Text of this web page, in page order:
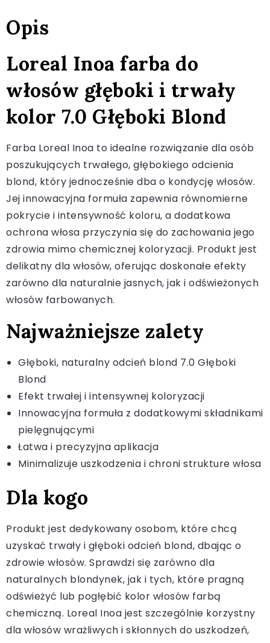
Opis
Loreal Inoa farba do
włosów głęboki i trwały
kolor 7.0 Głęboki Blond
Farba Loreal Inoa to idealne rozwiązanie dla osób
poszukujących trwałego, głębokiego odcienia
blond, który jednocześnie dba o kondycję włosów.
Jej innowacyjna formuła zapewnia równomierne
pokrycie i intensywność koloru, a dodatkowa
ochrona włosa przyczynia się do zachowania jego
zdrowia mimo chemicznej koloryzacji. Produkt jest
delikatny dla włosów, oferując doskonałe efekty
zarówno dla naturalnie jasnych, jak i odświeżonych
włosów farbowanych.
Najważniejsze zalety
Głęboki, naturalny odcień blond 7.0 Głęboki
Blond
Efekt trwałej i intensywnej koloryzacji
Innowacyjna formuła z dodatkowymi składnikami
pielęgnującymi
Łatwa i precyzyjna aplikacja
Minimalizuje uszkodzenia i chroni strukture włosa
Dla kogo
Produkt jest dedykowany osobom, które chcą
uzyskać trwały i głęboki odcień blond, dbając o
zdrowie włosów. Sprawdzi się zarówno dla
naturalnych blondynek, jak i tych, które pragną
odświeżyć lub pogłębić kolor włosów farbą
chemiczną. Loreal Inoa jest szczególnie korzystny
dla włosów wrażliwych i skłonnych do uszkodzeń,